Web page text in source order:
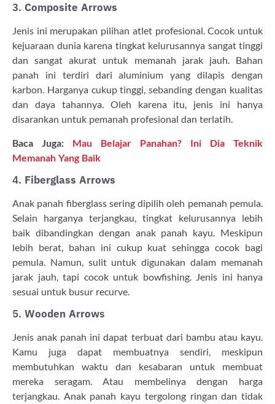
3. Composite Arrows
Jenis ini merupakan pilihan atlet profesional. Cocok untuk
kejuaraan dunia karena tingkat kelurusannya sangat tinggi
dan sangat akurat untuk memanah jarak jauh. Bahan
panah ini terdiri dari aluminium yang dilapis dengan
karbon. Harganya cukup tinggi, sebanding dengan kualitas
dan daya tahannya. Oleh karena itu, jenis ini hanya
disarankan untuk pemanah profesional dan terlatih.
Baca Juga: Mau Belajar Panahan? Ini Dia Teknik
Memanah Yang Baik
4. Fiberglass Arrows
Anak panah fiberglass sering dipilih oleh pemanah pemula.
Selain harganya terjangkau, tingkat kelurusannya lebih
baik dibandingkan dengan anak panah kayu. Meskipun
lebih berat, bahan ini cukup kuat sehingga cocok bagi
pemula. Namun, sulit untuk digunakan dalam memanah
jarak jauh, tapi cocok untuk bowfishing. Jenis ini hanya
sesuai untuk busur recurve.
5. Wooden Arrows
Jenis anak panah ini dapat terbuat dari bambu atau kayu.
Kamu juga dapat membuatnya sendiri, meskipun
membutuhkan waktu dan kesabaran untuk membuat
mereka seragam. Atau membelinya dengan harga
terjangkau. Anak panah kayu tergolong ringan dan tidak